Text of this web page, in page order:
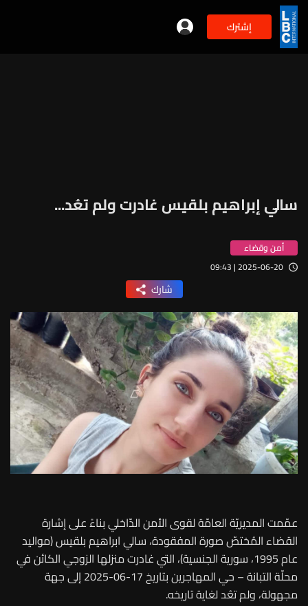
إشترك
سالي إبراهيم بلقيس غادرت ولم تعُد...
أمن وقضاء
2025-06-20 | 09:43
شارك
عمّمت المديريّة العامّة لقوى الأمن الدّاخلي بناءً على إشارة
القضاء المُختصّ صورة المفقودة، سالي ابراهيم بلقيس (مواليد
عام 1995، سورية الجنسية)، التي غادرت منزلها الزوجي الكائن في
محلّة التبانة – حي المهاجرين بتاريخ 17-06-2025 إلى جهة
مجهولة، ولم تعُد لغاية تاريخه.